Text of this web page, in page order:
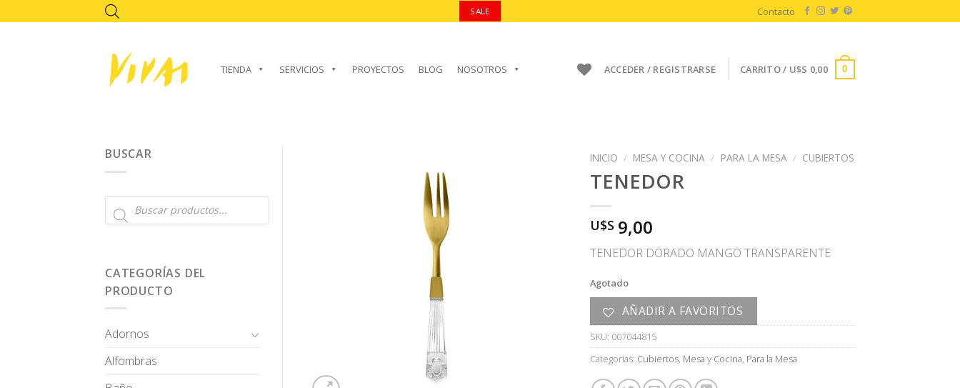
to
SALE Contacto
TIENDA SERVICIOS PROYECTOS BLOG NOSOTROS ACCEDER / REGISTRARSE CARRITO / U$S 0,00 0
BUSCAR
Búsqueda
de
CATEGORÍAS DEL
PRODUCTO
Adornos
Alfombras
INICIO / MESA Y COCINA / PARA LA MESA / CUBIERTOS
TENEDOR
U$S 9,00
TENEDOR DORADO MANGO TRANSPARENTE
Agotado
AÑADIR A FAVORITOS
SKU: 007044815
Categorías: Cubiertos, Mesa y Cocina, Para la Mesa